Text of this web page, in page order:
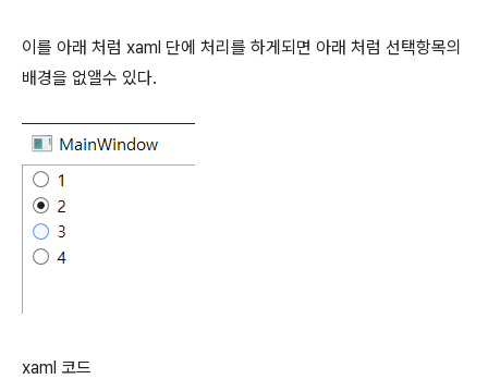
이를 아래 처럼 xaml 단에 처리를 하게되면 아래 처럼 선택항목의
배경을 없앨수 있다.
xaml 코드